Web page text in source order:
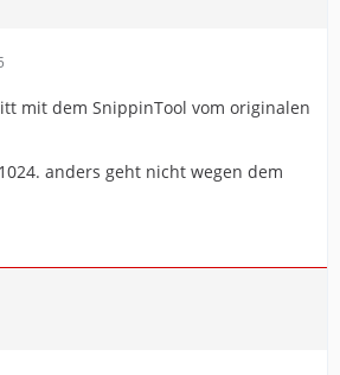
mit dem SnippinTool vom originalen
anders geht nicht wegen dem